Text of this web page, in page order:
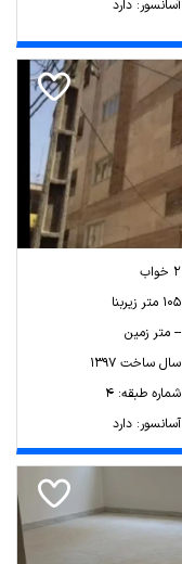
آسانسور: دارد
2 خواب
105 متر زیربنا
-- متر زمین
سال ساخت 1397
شماره طبقه: 4
آسانسور: دارد